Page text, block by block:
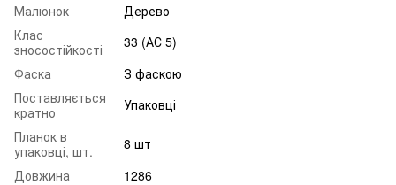
Малюнок
Дерево
Клас
зносостійкості
33 (АС 5)
Фаска
З фаскою
Поставляється
кратно
Упаковці
Планок в
упаковці, шт.
8 шт
Довжина
1286